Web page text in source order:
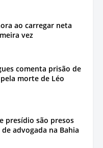
ao carregar neta
vez
comenta prisão de
morte de Léo
presídio são presos
advogada na Bahia